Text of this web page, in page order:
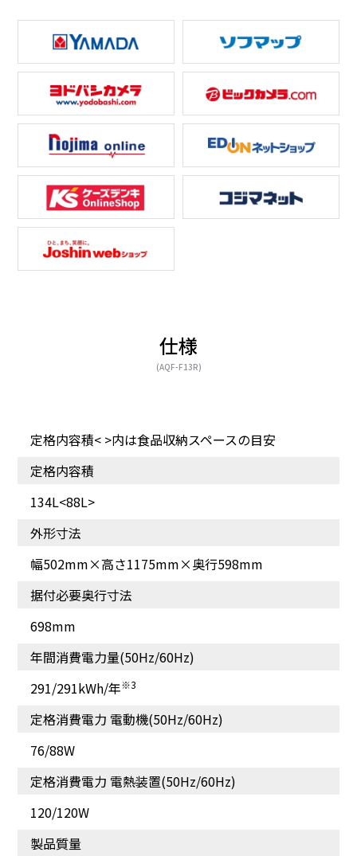
2つの温度で使い方いろい
ろ
耐熱トップテーブルで電
子レンジなど置ける
全体が見渡せるタテ型タ
仕様
(AQF-F13R)
定格内容積< >内は食品収納スペースの目安
定格内容積
134L<88L>
外形寸法
幅502mm×高さ1175mm×奥行598mm
据付必要奥行寸法
698mm
年間消費電力量(50Hz/60Hz)
291/291kWh/年※3
定格消費電力 電動機(50Hz/60Hz)
76/88W
定格消費電力 電熱装置(50Hz/60Hz)
120/120W
製品質量